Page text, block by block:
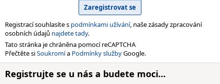
Registrací souhlasíte s podmínkami užívání, naše zásady zpracování
osobních údajů najdete tady.
Tato stránka je chráněna pomocí reCAPTCHA
Přečtěte siSoukromía Podmínky službyGoogle.
Registrujte se u nás a budete moci…